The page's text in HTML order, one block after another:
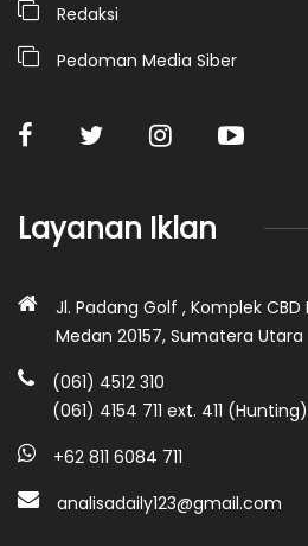
Redaksi
Pedoman Media Siber
Layanan Iklan
Jl. Padang Golf , Komplek
Medan 20157, Sumatera Utara
(061) 4512 310
(061) 4154 711 ext. 411 (Hunting)
+62 811 6084 711
analisadaily123@gmail.com